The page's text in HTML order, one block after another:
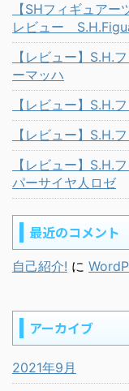
【SHフィギュア
レビュー
【レビュー】S.H.
ーマッハ
【レビュー】S.H.
【レビュー】S.H.
【レビュー】
パーサイヤ人ロゼ
最近のコメント
自己紹介! に
アーカイブ
2021年9月